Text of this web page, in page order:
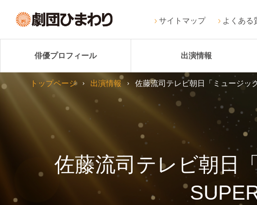
サイトマップ よくある
俳優プロフィール 出演情報
佐藤流司テレビ朝日
トップページ 出演情報 佐藤流司テレビ朝日「ミュージッ